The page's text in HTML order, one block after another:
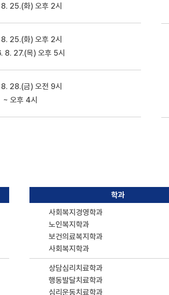
25.(화) 오후 2시
25.(화) 오후 2시
8. 27.(목) 오후 5시
28.(금) 오전 9시
~ 오후 4시
학과
사회복지경영학과
노인복지학과
보건의료복지학과
사회복지학과
상담심리치료학과
행동발달치료학과
심리운동치료학과